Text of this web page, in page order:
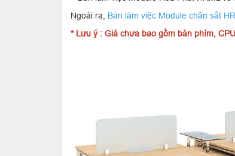
Ngoài ra, Bàn làm việc Module chân sắt
* Lưu ý : Giá chưa bao gồm bàn phím, CPU